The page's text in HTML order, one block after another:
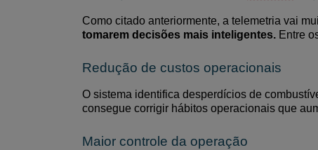
Como citado anteriormente, a telemetria vai
tomarem decisões mais inteligentes. Entre
Redução de custos operacionais
O sistema identifica desperdícios de
consegue corrigir hábitos operacionais que
Maior controle da operação